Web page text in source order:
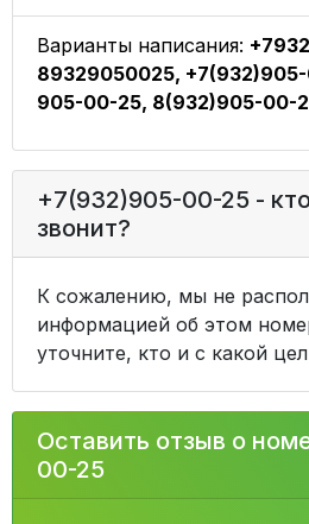
Варианты написания:
89329050025,
905-00-25, 8(932)905-00-
+7(932)905-00-25 -
звонит?
К сожалению, мы не
информацией об этом
уточните, кто и с какой
Оставить отзыв о
00-25